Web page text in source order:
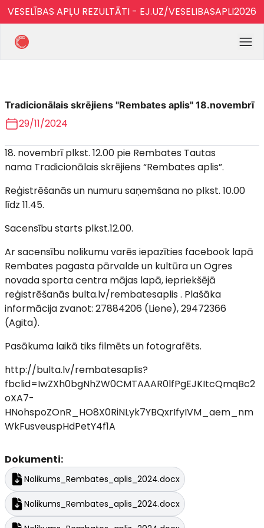
VESELĪBAS APĻU REZULTĀTI - EJ.UZ/VESELIBASAPLI2026
Tradicionālais skrējiens "Rembates aplis" 18.novembrī
29/11/2024
18. novembrī plkst. 12.00 pie Rembates Tautas
nama Tradicionālais skrējiens “Rembates aplis”.
Reģistrēšanās un numuru saņemšana no plkst. 10.00
līdz 11.45.
Sacensību starts plkst.12.00.
Ar sacensību nolikumu varēs iepazīties facebook lapā
Rembates pagasta pārvalde un kultūra un Ogres
novada sporta centra mājas lapā, iepriekšējā
reģistrēšanās bulta.lv/rembatesaplis . Plašāka
informācija zvanot: 27884206 (Liene), 29472366
(Agita).
Pasākuma laikā tiks filmēts un fotografēts.
http://bulta.lv/rembatesaplis?
fbclid=IwZXh0bgNhZW0CMTAAAR0lfPgEJKItcQmqBc2
oXA7-
HNohspoZOnR_HO8X0RiNLyk7YBQxrIfyIVM_aem_nm
WkFusveuspHdPetY4f1A
Dokumenti:
Nolikums_Rembates_aplis_2024.docx
Nolikums_Rembates_aplis_2024.docx